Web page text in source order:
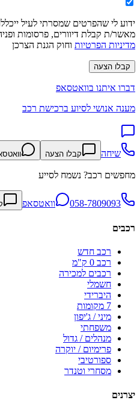
ידוע לי שהפרטים שמסרתי לעיל
מאשר/ת קבלת דיוורים, פרסומות
מדיניות הפרטיות וחוק הגנת הצרכן
קבלו הצעה
דברו איתנו בוואטסאפ
מענה אנושי לסיוע ברכישת רכב
שיחה קבלו הצעה
מחפשים רכב? נשמח לסייע
058-7809093 וואטסאפ
רכבים
רכב חדש
רכב 0 ק"מ
רכבים למכירה
חשמלי
היברידי
7 מקומות
מיני / ג'יפון
משפחתי
מנהלים / גדול
פרימיום / יוקרה
ספורטיבי
מסחרי וטנדר
יצרנים